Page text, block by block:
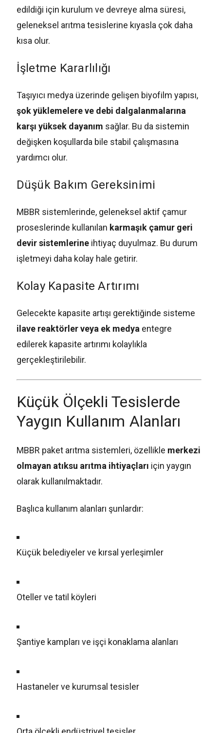
edildiği için kurulum ve devreye alma süresi,
geleneksel arıtma tesislerine kıyasla çok daha
kısa olur.
İşletme Kararlılığı
Taşıyıcı medya üzerinde gelişen biyofilm yapısı,
şok yüklemelere ve debi dalgalanmalarına
karşı yüksek dayanım sağlar. Bu da sistemin
değişken koşullarda bile stabil çalışmasına
yardımcı olur.
Düşük Bakım Gereksinimi
MBBR sistemlerinde, geleneksel aktif çamur
proseslerinde kullanılan karmaşık çamur geri
devir sistemlerineihtiyaç duyulmaz. Bu durum
işletmeyi daha kolay hale getirir.
Kolay Kapasite Artırımı
Gelecekte kapasite artışı gerektiğinde sisteme
ilave reaktörler veya ek medyaentegre
edilerek kapasite artırımı kolaylıkla
gerçekleştirilebilir.
Küçük Ölçekli Tesislerde
Yaygın Kullanım Alanları
MBBR paket arıtma sistemleri, özellikle merkezi
olmayan atıksu arıtma ihtiyaçları için yaygın
olarak kullanılmaktadır.
Başlıca kullanım alanları şunlardır:
Küçük belediyeler ve kırsal yerleşimler
Oteller ve tatil köyleri
Şantiye kampları ve işçi konaklama alanları
Hastaneler ve kurumsal tesisler